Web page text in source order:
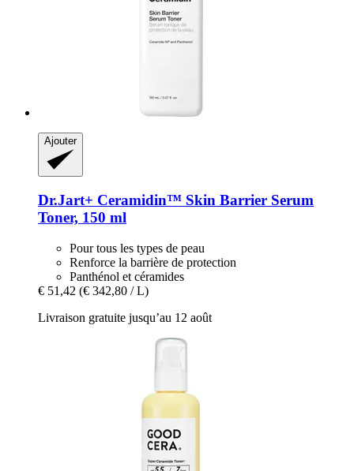
Ajouter
Dr.Jart+ Ceramidin™ Skin Barrier Serum
Toner, 150 ml
Pour tous les types de peau
Renforce la barrière de protection
Panthénol et céramides
€ 51,42 (€ 342,80 / L)
Livraison gratuite jusqu’au 12 août